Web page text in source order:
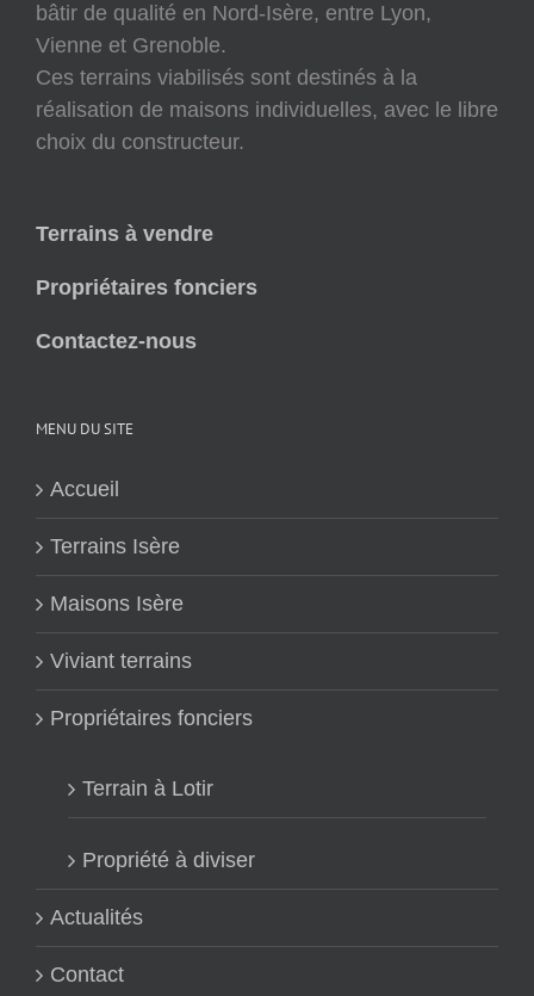
bâtir de qualité en Nord-Isère, entre Lyon,
Vienne et Grenoble.
Ces terrains viabilisés sont destinés à la
réalisation de maisons individuelles, avec le libre
choix du constructeur.
Terrains à vendre
Propriétaires fonciers
Contactez-nous
MENU DU SITE
Accueil
Terrains Isère
Maisons Isère
Viviant terrains
Propriétaires fonciers
Terrain à Lotir
Propriété à diviser
Actualités
Contact